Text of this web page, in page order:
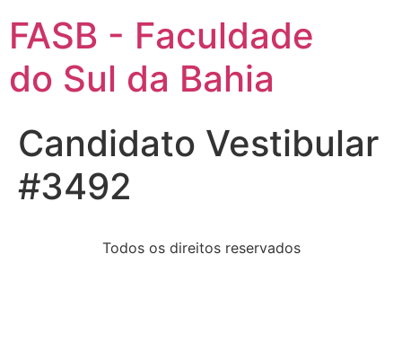
FASB - Faculdade
do Sul da Bahia
Candidato Vestibular
#3492
Todos os direitos reservados